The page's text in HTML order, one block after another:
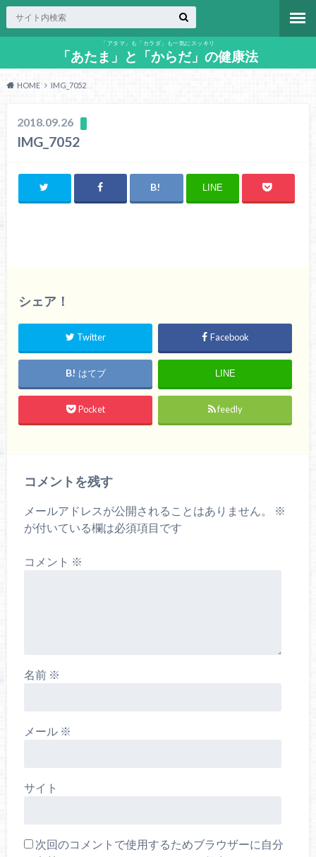
「アタマ」も「カラダ」も一気にスッキリ
「あたま」と「からだ」の健康法
HOME IMG_7052
2018.09.26
IMG_7052
LINE
シェア！
Twitter Facebook
はてブ LINE
Pocket feedly
コメントを残す
メールアドレスが公開されることはありません。
※
が付いている欄は必須項目です
コメント ※
名前 ※
メール ※
サイト
次回のコメントで使用するためブラウザーに自分